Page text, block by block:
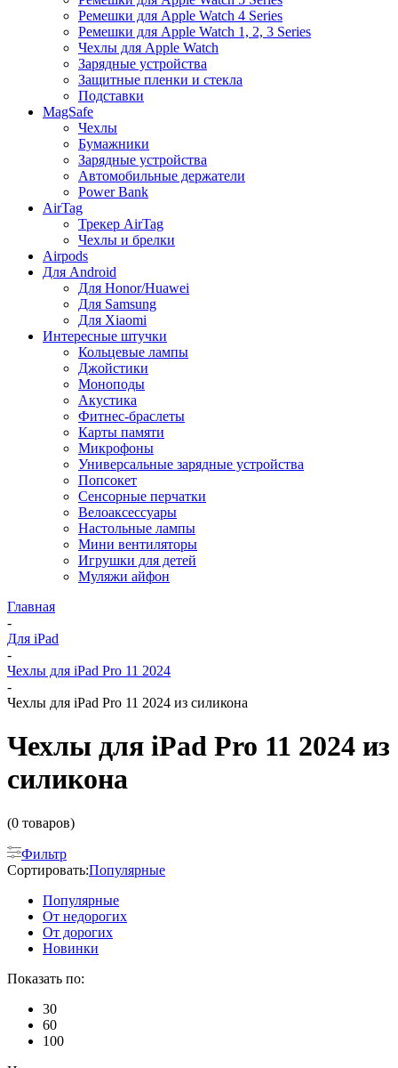
Ремешки для Apple Watch 4 Series
Ремешки для Apple Watch 1, 2, 3 Series
Чехлы для Apple Watch
Зарядные устройства
Защитные пленки и стекла
Подставки
MagSafe
Чехлы
Бумажники
Зарядные устройства
Автомобильные держатели
Power Bank
AirTag
Трекер AirTag
Чехлы и брелки
Airpods
Для Android
Для Honor/Huawei
Для Samsung
Для Xiaomi
Интересные штучки
Кольцевые лампы
Джойстики
Моноподы
Акустика
Фитнес-браслеты
Карты памяти
Микрофоны
Универсальные зарядные устройства
Попсокет
Сенсорные перчатки
Велоаксессуары
Настольные лампы
Мини вентиляторы
Игрушки для детей
Муляжи айфон
Главная
-
Для iPad
-
Чехлы для iPad Pro 11 2024
-
Чехлы для iPad Pro 11 2024 из силикона
Чехлы для iPad Pro 11 2024 из
силикона
(0 товаров)
Фильтр
Сортировать:Популярные
Популярные
От недорогих
От дорогих
Новинки
Показать по:
30
60
100